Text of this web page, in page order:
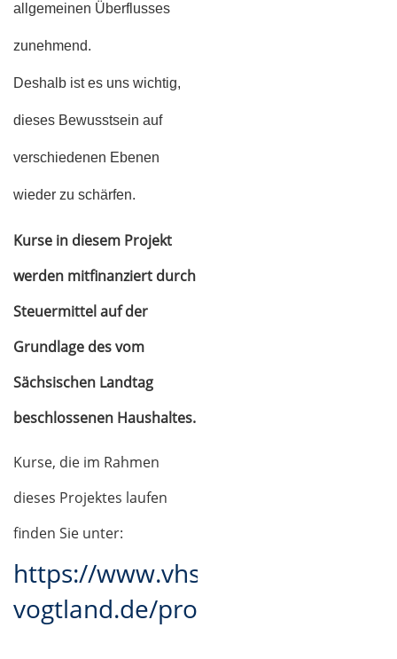
allgemeinen Überflusses
zunehmend.
Deshalb ist es uns wichtig,
dieses Bewusstsein auf
verschiedenen Ebenen
wieder zu schärfen.
Kurse in diesem Projekt
werden mitfinanziert durch
Steuermittel auf der
Grundlage des vom
Sächsischen Landtag
beschlossenen Haushaltes.
Kurse, die im Rahmen
dieses Projektes laufen
finden Sie unter:
https://www.vhs-
vogtland.de/programm/